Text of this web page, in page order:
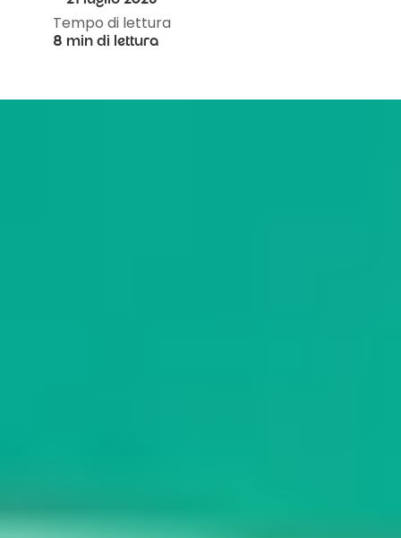
Tempo di lettura
8 min di lettura